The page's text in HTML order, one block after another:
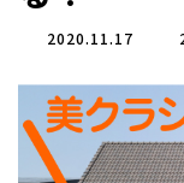
2020.11.17
: